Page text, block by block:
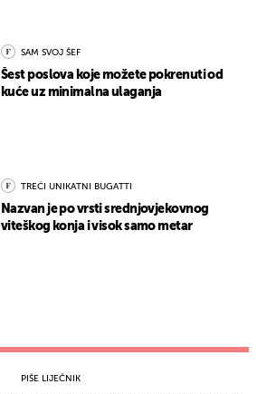
SAM SVOJ ŠEF
Šest poslova koje možete pokrenuti od
kuće uz minimalna ulaganja
TREĆI UNIKATNI BUGATTI
Nazvan je po vrsti srednjovjekovnog
viteškog konja i visok samo metar
PIŠE LIJEČNIK